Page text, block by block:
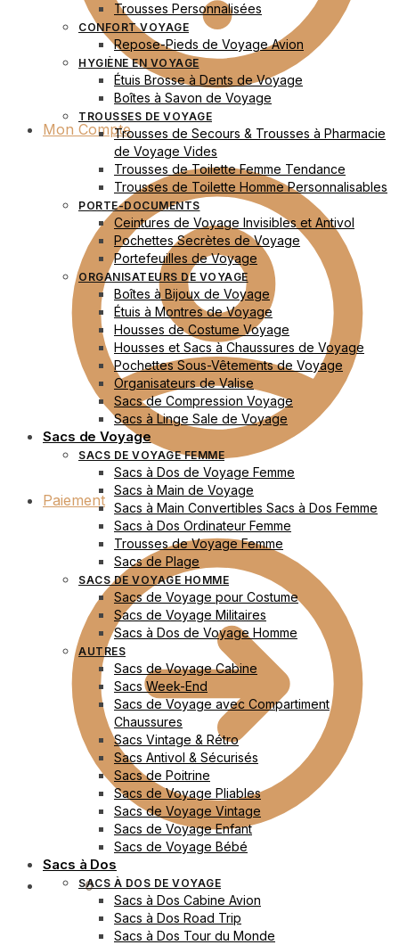
Mon Compte
Paiement
0.00 € 0
Trousses Personnalisées
CONFORT VOYAGE
Repose-Pieds de Voyage Avion
HYGIÈNE EN VOYAGE
Étuis Brosse à Dents de Voyage
Boîtes à Savon de Voyage
TROUSSES DE VOYAGE
Trousses de Secours & Trousses à Pharmacie
de Voyage Vides
Trousses de Toilette Femme Tendance
Trousses de Toilette Homme Personnalisables
PORTE-DOCUMENTS
Ceintures de Voyage Invisibles et Antivol
Pochettes Secrètes de Voyage
Portefeuilles de Voyage
ORGANISATEURS DE VOYAGE
Boîtes à Bijoux de Voyage
Étuis à Montres de Voyage
Housses de Costume Voyage
Housses et Sacs à Chaussures de Voyage
Pochettes Sous-Vêtements de Voyage
Organisateurs de Valise
Sacs de Compression Voyage
Sacs à Linge Sale de Voyage
Sacs de Voyage
SACS DE VOYAGE FEMME
Sacs à Dos de Voyage Femme
Sacs à Main de Voyage
Sacs à Main Convertibles Sacs à Dos Femme
Sacs à Dos Ordinateur Femme
Trousses de Voyage Femme
Sacs de Plage
SACS DE VOYAGE HOMME
Sacs de Voyage pour Costume
Sacs de Voyage Militaires
Sacs à Dos de Voyage Homme
AUTRES
Sacs de Voyage Cabine
Sacs Week-End
Sacs de Voyage avec Compartiment
Chaussures
Sacs Vintage & Rétro
Sacs Antivol & Sécurisés
Sacs de Poitrine
Sacs de Voyage Pliables
Sacs de Voyage Vintage
Sacs de Voyage Enfant
Sacs de Voyage Bébé
Sacs à Dos
SACS À DOS DE VOYAGE
Sacs à Dos Cabine Avion
Sacs à Dos Road Trip
Sacs à Dos Tour du Monde